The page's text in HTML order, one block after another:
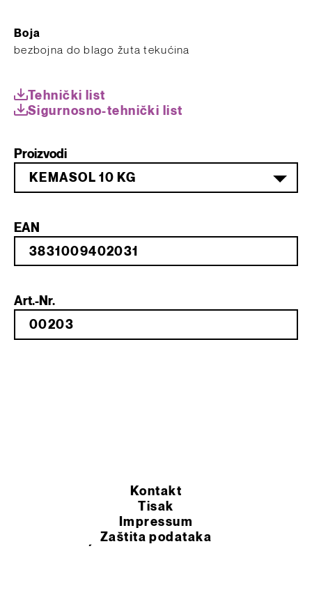
Boja
bezbojna do blago žuta tekućina
Tehnički list
Sigurnosno-tehnički list
Proizvodi
KEMASOL 10 KG
EAN
Art.-Nr.
Kontakt
Tisak
Impressum
Zaštita podataka